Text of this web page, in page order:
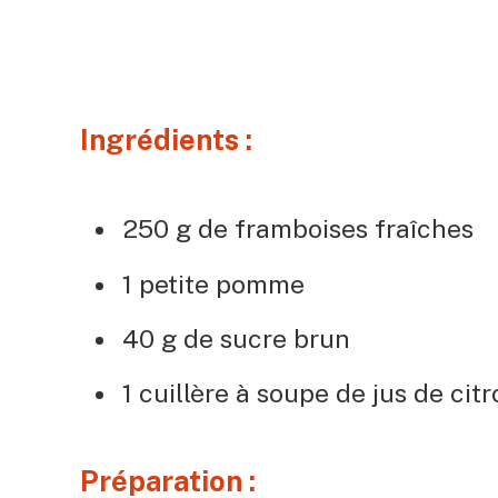
Ingrédients :
250 g de framboises fraîches
1 petite pomme
40 g de sucre brun
1 cuillère à soupe de jus de
Préparation :